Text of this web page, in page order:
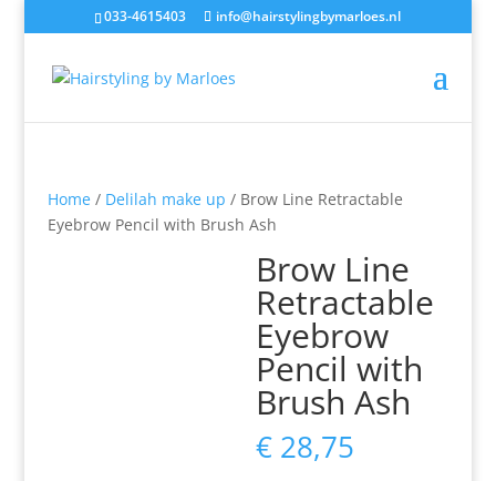
033-4615403 info@hairstylingbymarloes.nl
Home/ Delilah make up / Brow Line Retractable
Eyebrow Pencil with Brush Ash
Brow Line
Retractable
Eyebrow
Pencil with
Brush Ash
€ 28,75